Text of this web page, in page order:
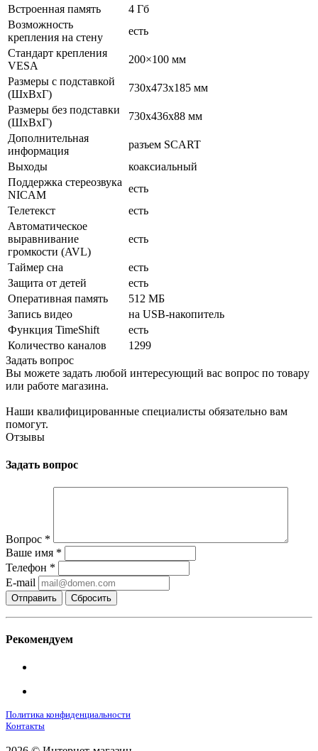
Встроенная память
4 Гб
Возможность
крепления на стену
есть
Стандарт крепления
VESA
200×100 мм
Размеры с подставкой
(ШxВxГ)
730x473x185 мм
Размеры без подставки
(ШxВxГ)
730x436x88 мм
Дополнительная
информация
разъем SCART
Выходы
коаксиальный
Поддержка стереозвука
NICAM
есть
Телетекст
есть
Автоматическое
выравнивание
громкости (AVL)
есть
Таймер сна
есть
Защита от детей
есть
Оперативная память
512 МБ
Запись видео
на USB-накопитель
Функция TimeShift
есть
Количество каналов
1299
Задать вопрос
Вы можете задать любой интересующий вас вопрос по товару
или работе магазина.
Наши квалифицированные специалисты обязательно вам
помогут.
Отзывы
Задать вопрос
Вопрос *
Ваше имя *
Телефон *
E-mail
Сбросить
Рекомендуем
Политика конфиденциальности
Контакты